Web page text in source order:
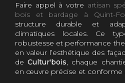
Faire appel à votre artisan
bois et bardage à Quint-
structure durable et
climatiques locales. Ce
robustesse et performance
en valeur l’esthétique des
deCultur'bois, chaque
en œuvre précise et conforme